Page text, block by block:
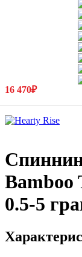
16 470₽
Bamboo
0.5-5